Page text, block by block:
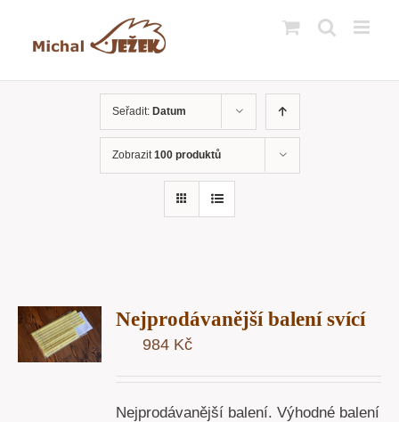
Seřadit: Datum
Zobrazit100 produktů
Nejprodávanější balení svící
984 Kč
Nejprodávanější balení. Výhodné balení